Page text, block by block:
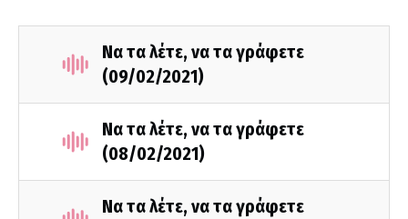
Να τα λέτε, να τα γράφετε
(09/02/2021)
Να τα λέτε, να τα γράφετε
(08/02/2021)
Να τα λέτε, να τα γράφετε